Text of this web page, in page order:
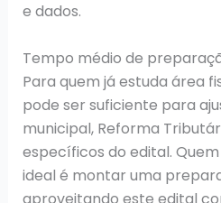
e dados.
Tempo médio de
Para quem já estuda área
pode ser suficiente para
municipal, Reforma
específicos do edital.
ideal é montar uma
aproveitando este edital